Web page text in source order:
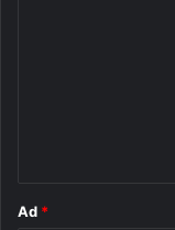
Ad *